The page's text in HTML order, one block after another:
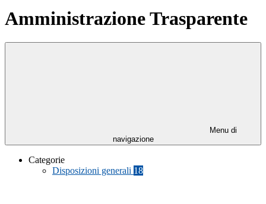
Amministrazione Trasparente
Menu di
navigazione
Categorie
Disposizioni generali 18